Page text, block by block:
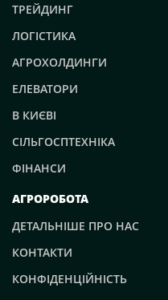
ТРЕЙДИНГ
ЛОГІСТИКА
АГРОХОЛДИНГИ
ЕЛЕВАТОРИ
В КИЄВІ
СІЛЬГОСПТЕХНІКА
ФІНАНСИ
АГРОРОБОТА
ДЕТАЛЬНІШЕ ПРО НАС
КОНТАКТИ
КОНФІДЕНЦІЙНІСТЬ